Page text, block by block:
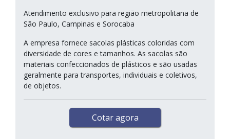
Atendimento exclusivo para região metropolitana de
São Paulo, Campinas e Sorocaba
A empresa fornece sacolas plásticas coloridas com
diversidade de cores e tamanhos. As sacolas são
materiais confeccionados de plásticos e são usadas
geralmente para transportes, individuais e coletivos,
de objetos.
Cotar agora